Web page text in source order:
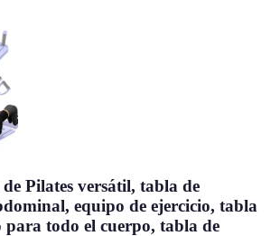
Pilates versátil, tabla de
equipo de ejercicio, tabla
para todo el cuerpo, tabla de